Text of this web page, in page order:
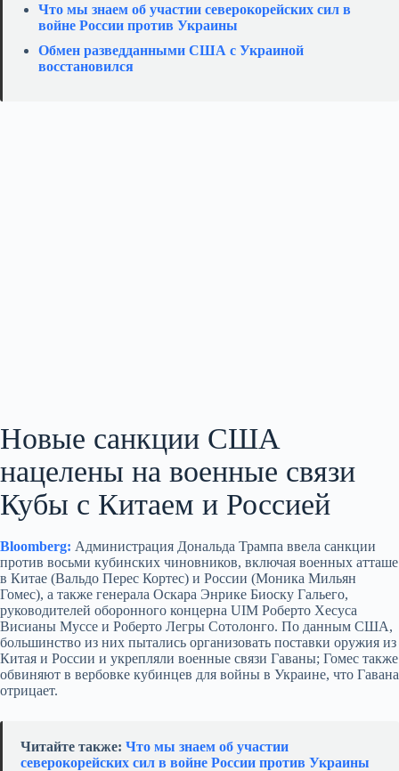
Что мы знаем об участии северокорейских сил в
войне России против Украины
Обмен разведданными США с Украиной
восстановился
Новые санкции США
нацелены на военные связи
Кубы с Китаем и Россией
Bloomberg: Администрация Дональда Трампа ввела санкции
против восьми кубинских чиновников, включая военных атташе
в Китае (Вальдо Перес Кортес) и России (Моника Мильян
Гомес), а также генерала Оскара Энрике Биоску Гальего,
руководителей оборонного концерна UIM Роберто Хесуса
Висианы Муссе и Роберто Легры Сотолонго. По данным США,
большинство из них пытались организовать поставки оружия из
Китая и России и укрепляли военные связи Гаваны; Гомес также
обвиняют в вербовке кубинцев для войны в Украине, что Гавана
отрицает.
Читайте также: Что мы знаем об участии
северокорейских сил в войне России против Украины